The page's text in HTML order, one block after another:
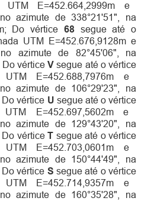
UTM E=452.664,2999m e
azimute de 338°21'51", na
Do vértice 68 segue até o
UTM E=452.676,9128m e
no azimute de 82°45'06", na
Do vérticeVsegue até o vértice
E=452.688,7976m e
azimute de 106°29'23", na
vértice U segue até o vértice
E=452.697,5602m e
azimute de 129°43'20", na
Do vérticeT segue até o vértice
E=452.703,0601m e
azimute de 150°44'49", na
vértice Ssegue até o vértice
E=452.714,9357m e
azimute de 160°35'28", na